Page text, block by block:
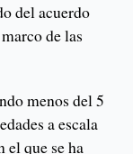
del acuerdo
de las
menos del 5
a escala
el que se ha